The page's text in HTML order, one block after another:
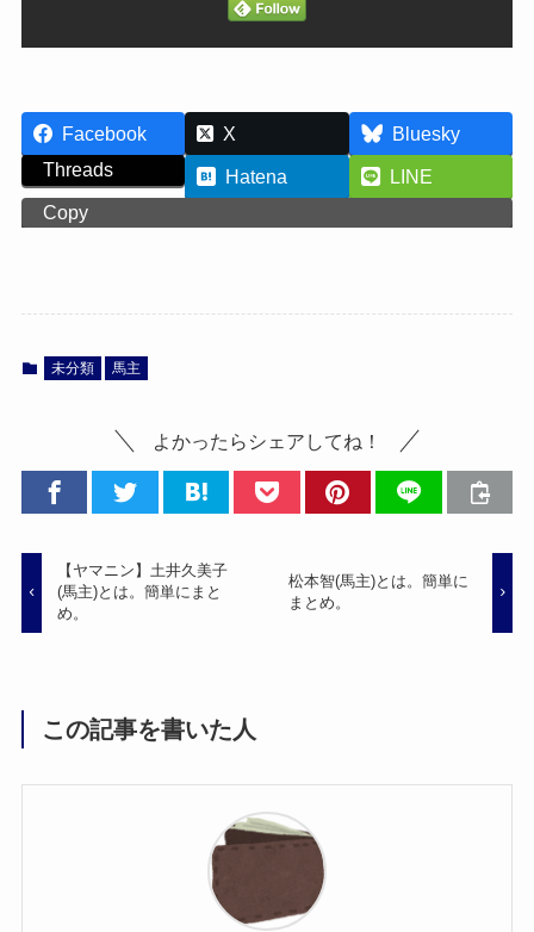
Facebook X
Bluesky
Threads
Hatena
LINE
Copy
未分類 馬主
よかったらシェアしてね！
【ヤマニン】土井久美子
(馬主)とは。簡単にまと
め。
松本智(馬主)とは。簡単に
まとめ。
この記事を書いた人